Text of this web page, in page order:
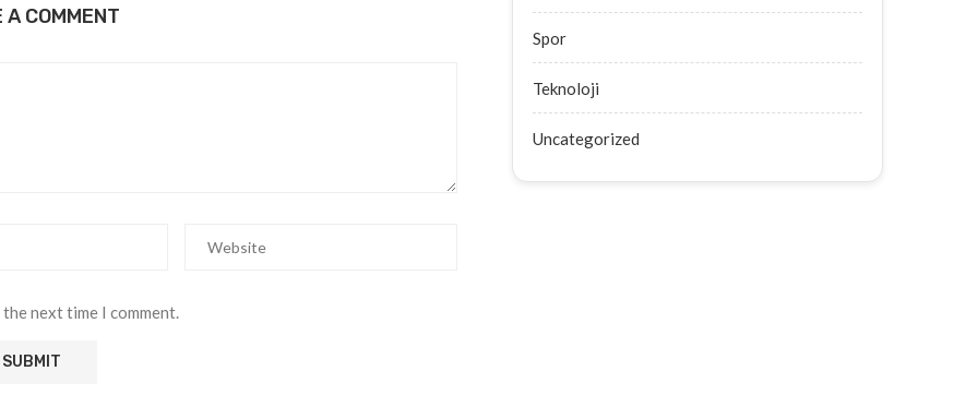
A COMMENT
next time I comment.
Spor
Teknoloji
Uncategorized